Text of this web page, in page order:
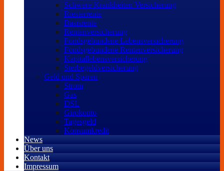
Schwere Krankheiten Versicherung
Riesterrente
Basisrente
Rentenversicherung
Fondsgebundene Lebensversicherung
Fondsgebundene Rentenversicherung
Kapitallebensversicherung
Sterbegeldversicherung
Geld und Sparen
Strom
Gas
DSL
Girokonto
Tagesgeld
Konsumkredit
News
Über uns
Kontakt
Impressum